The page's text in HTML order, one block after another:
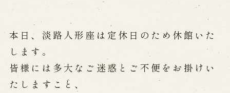
公演情報
公演カレンダー
開催中の公演
近日開催の公演
本日、淡路人形座は定休日のため休館いた
します。
皆様には多大なご迷惑とご不便をお掛けい
たしますこと、